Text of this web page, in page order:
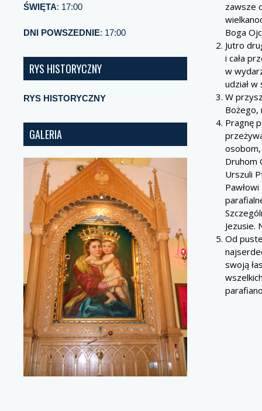
ŚWIĘTA: 17:00
DNI POWSZEDNIE: 17:00
RYS HISTORYCZNY
RYS HISTORYCZNY
GALERIA
zawsze
Boga
Jutro
i cała
w
udział
W
Bożego,
Pragnę
Druhom
Urszuli
Jezusie.
Od
swoją